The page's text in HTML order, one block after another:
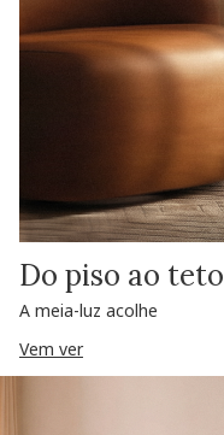
Do piso ao teto
A meia-luz acolhe
Vem ver